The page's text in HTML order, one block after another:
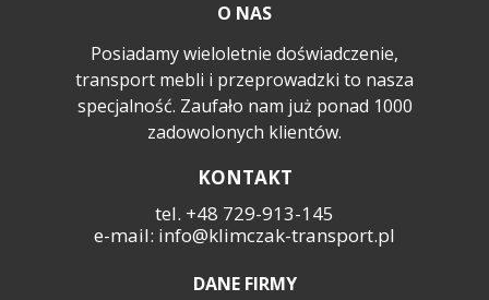
O NAS
Posiadamy wieloletnie doświadczenie,
transport mebli i przeprowadzki to nasza
specjalność. Zaufało nam już ponad 1000
zadowolonych klientów.
DANE FIRMY
KONTAKT
tel. +48 729-913-145
e-mail: info@klimczak-transport.pl